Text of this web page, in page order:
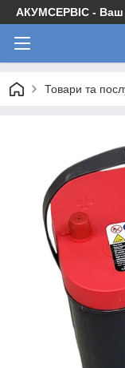
АКУМСЕРВІС - Ваш
Товари та